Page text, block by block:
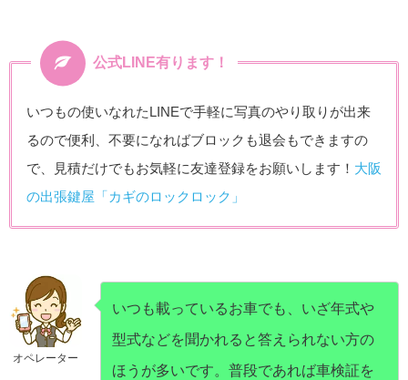
公式LINE有ります！
いつもの使いなれたLINEで手軽に写真のやり取りが出来
るので便利、不要になればブロックも退会もできますの
で、見積だけでもお気軽に友達登録をお願いします！ 大阪
の出張鍵屋「カギのロックロック」
オペレーター
いつも載っているお車でも、いざ年式や
型式などを聞かれると答えられない方の
ほうが多いです。普段であれば車検証を